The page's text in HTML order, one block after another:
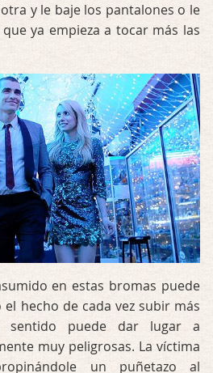
y le baje los pantalones o le
ya empieza a tocar más las
en estas bromas puede
hecho de cada vez subir más
sentido puede dar lugar a
muy peligrosas. La víctima
un puñetazo al